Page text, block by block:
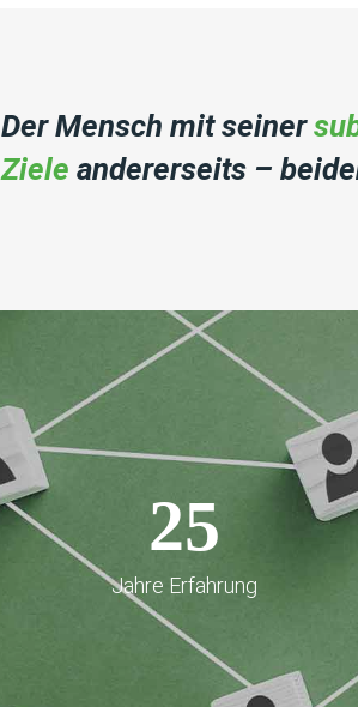
Der Mensch mit seiner
Ziele andererseits –
25
Jahre Erfahrung